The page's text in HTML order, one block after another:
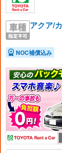
アクア/
NOC補償込み